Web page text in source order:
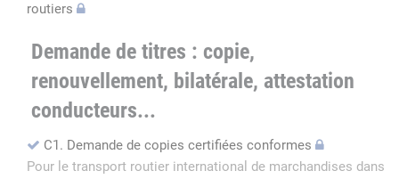
routiers
Demande de titres : copie,
renouvellement, bilatérale, attestation
conducteurs...
C1. Demande de copies certifiées conformes
Pour le transport routier international de marchandises dans